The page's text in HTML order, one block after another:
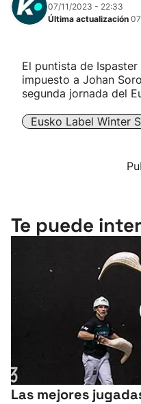
07/11/2023 - 22:33
Última actualización
El puntista de
impuesto a Johan
segunda jornada del
Eusko Label Winter
Te puede
Las mejores